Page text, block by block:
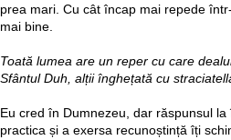
prea mari. Cu cât încap mai repede
mai bine.
Toată lumea are un reper cu care
Sfântul Duh, alții înghețată cu
Eu cred în Dumnezeu, dar răspunsul
practica și a exersa recunoștință îți